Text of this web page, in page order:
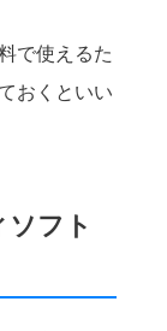
で使えるた
おくといい
フト